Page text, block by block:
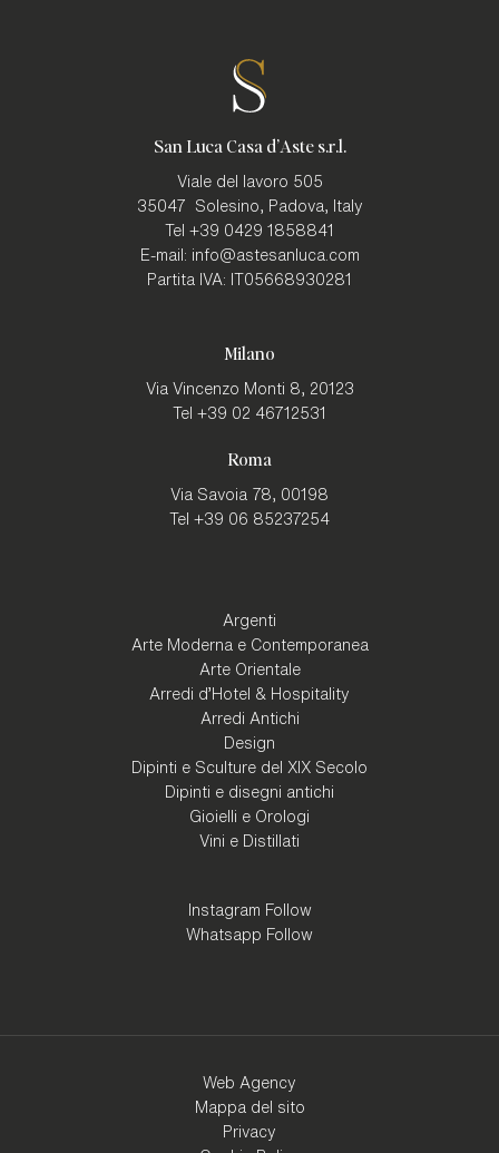
San Luca Casa d'Aste s.r.l.
Viale del lavoro 505
35047 Solesino, Padova Italy
Tel +39 0429 1858841
E-mail: info@astesanluca.com
Partita IVA: IT05668930281
Milano
Via Vincenzo Monti 8, 20123
Tel +39 02 46712531
Roma
Via Savoia 78, 00198
Tel +39 06 85237254
Argenti
Arte Moderna e Contemporanea
Arte Orientale
Arredi d'Hotel & Hospitality
Arredi Antichi
Design
Dipinti e Sculture del XIX Secolo
Dipinti e disegni antichi
Gioielli e Orologi
Vini e Distillati
Instagram Follow
Whatsapp Follow
Web Agency
Mappa del sito
Privacy